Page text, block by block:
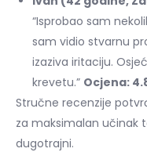
“Isprobao sam
sam vidio stvarnu
izaziva iritaciju.
krevetu.” Ocjena:
Stručne recenzije
za maksimalan učinak
dugotrajni.